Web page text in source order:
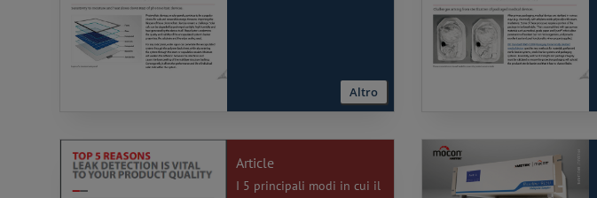
Altro
Article
I 5 principali modi in cui il